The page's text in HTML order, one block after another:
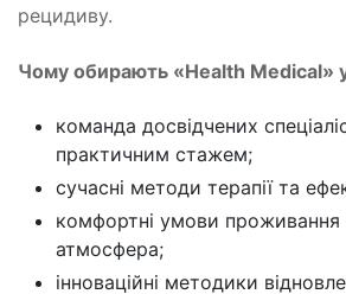
рецидиву.
Чому обирають «Health Medical» у
команда досвідчених
практичним стажем;
сучасні методи терапії та
комфортні умови проживання
атмосфера;
інноваційні методики